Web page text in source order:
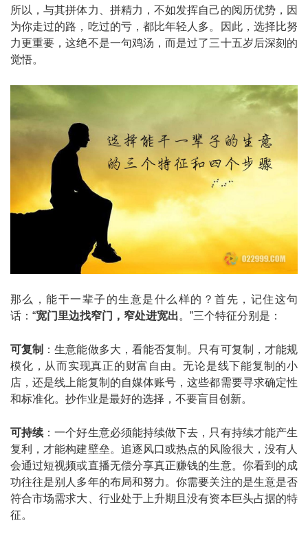
所以，与其拼体力、拼精力，不如发挥自己的阅历优势，因
为你走过的路，吃过的亏，都比年轻人多。因此，选择比努
力更重要，这绝不是一句鸡汤，而是过了三十五岁后深刻的
觉悟。
那么，能干一辈子的生意是什么样的？首先，记住这句
话：“宽门里边找窄门，窄处进宽出。”三个特征分别是：
可复制 ：生意能做多大，看能否复制。只有可复制，才能规
模化，从而实现真正的财富自由。无论是线下能复制的小
店，还是线上能复制的自媒体账号，这些都需要寻求确定性
和标准化。抄作业是最好的选择，不要盲目创新。
可持续：一个好生意必须能持续做下去，只有持续才能产生
复利，才能构建壁垒。追逐风口或热点的风险很大，没有人
会通过短视频或直播无偿分享真正赚钱的生意。你看到的成
功往往是别人多年的布局和努力。你需要关注的是生意是否
符合市场需求大、行业处于上升期且没有资本巨头占据的特
征。